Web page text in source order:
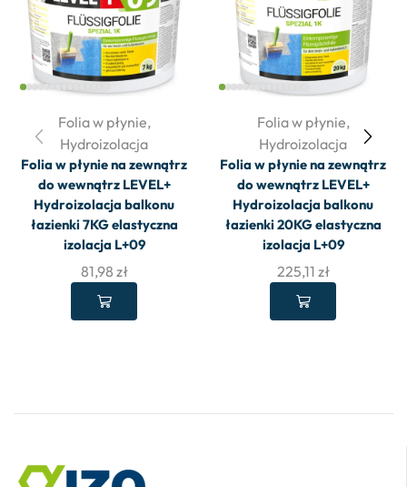
Folia w płynie,
Hydroizolacja
Folia w płynie na zewnątrz
do wewnątrz LEVEL+
Hydroizolacja balkonu
łazienki 7KG elastyczna
izolacja L+09
81,98 zł
Folia w płynie,
Hydroizolacja
Folia w płynie na zewnątrz
do wewnątrz LEVEL+
Hydroizolacja balkonu
łazienki 20KG elastyczna
izolacja L+09
225,11 zł